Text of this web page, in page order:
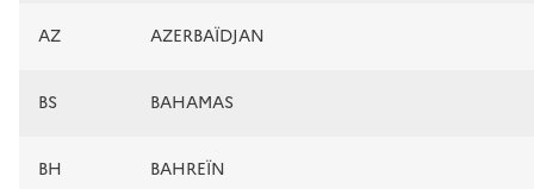
AZ AZERBAÏDJAN
BS BAHAMAS
BH BAHREÏN